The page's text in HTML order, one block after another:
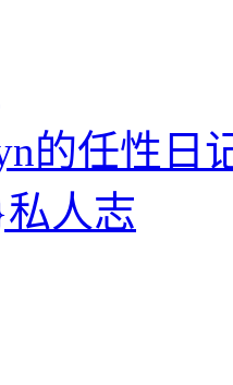
的任性日
人志